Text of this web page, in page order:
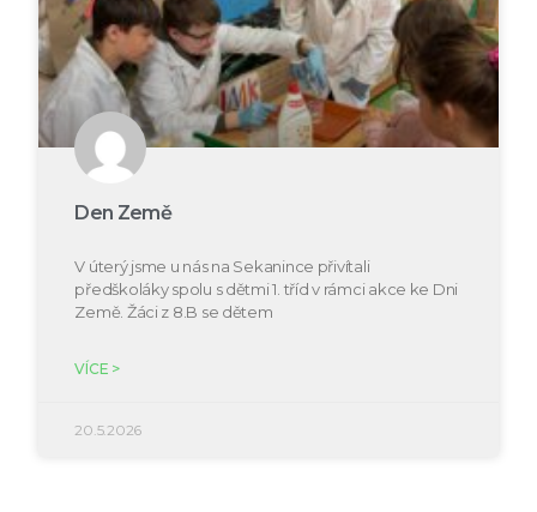
Den Země
V úterý jsme u nás na Sekanince přivítali
předškoláky spolu s dětmi 1. tříd v rámci akce ke Dni
Země. Žáci z 8.B se dětem
VÍCE >
20.5.2026